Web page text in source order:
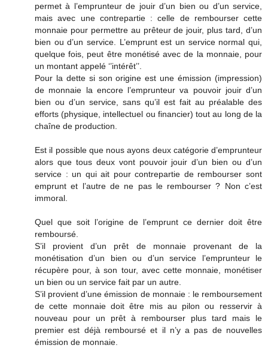
permet à l’emprunteur de jouir d’un bien ou d’un service,
mais avec une contrepartie : celle de rembourser cette
monnaie pour permettre au prêteur de jouir, plus tard, d’un
bien ou d’un service. L’emprunt est un service normal qui,
quelque fois, peut être monétisé avec de la monnaie, pour
un montant appelé ‘’intérêt’’.
Pour la dette si son origine est une émission (impression)
de monnaie la encore l’emprunteur va pouvoir jouir d’un
bien ou d’un service, sans qu’il est fait au préalable des
efforts (physique, intellectuel ou financier) tout au long de la
chaîne de production.
Est il possible que nous ayons deux catégorie d’emprunteur
alors que tous deux vont pouvoir jouir d’un bien ou d’un
service : un qui ait pour contrepartie de rembourser sont
emprunt et l’autre de ne pas le rembourser ? Non c’est
immoral.
Quel que soit l’origine de l’emprunt ce dernier doit être
remboursé.
S’il provient d’un prêt de monnaie provenant de la
monétisation d’un bien ou d’un service l’emprunteur le
récupère pour, à son tour, avec cette monnaie, monétiser
un bien ou un service fait par un autre.
S’il provient d’une émission de monnaie : le remboursement
de cette monnaie doit être mis au pilon ou resservir à
nouveau pour un prêt à rembourser plus tard mais le
premier est déjà remboursé et il n’y a pas de nouvelles
émission de monnaie.